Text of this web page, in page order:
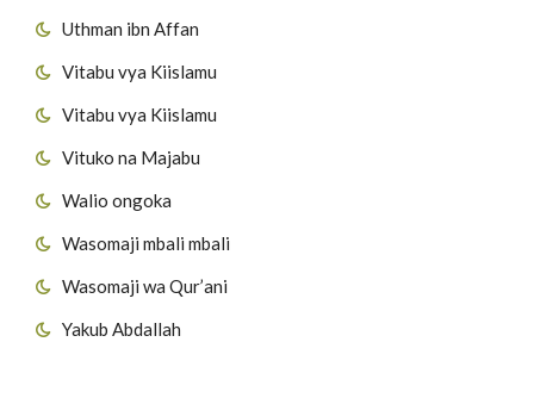
Uthman ibn Affan
Vitabu vya Kiislamu
Vitabu vya Kiislamu
Vituko na Majabu
Walio ongoka
Wasomaji mbali mbali
Wasomaji wa Qur’ani
Yakub Abdallah